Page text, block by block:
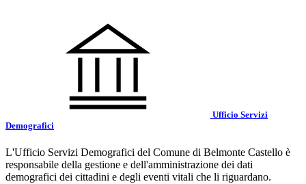
Ufficio Servizi
Demografici
L'Ufficio Servizi Demografici del Comune di Belmonte Castello è
responsabile della gestione e dell'amministrazione dei dati
demografici dei cittadini e degli eventi vitali che li riguardano.